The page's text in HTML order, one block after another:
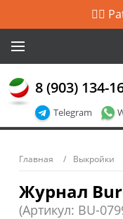
🙋‍♀️
Telegram
8 (903) 134-
Главная Выкройки
Журнал
(Артикул: BU-